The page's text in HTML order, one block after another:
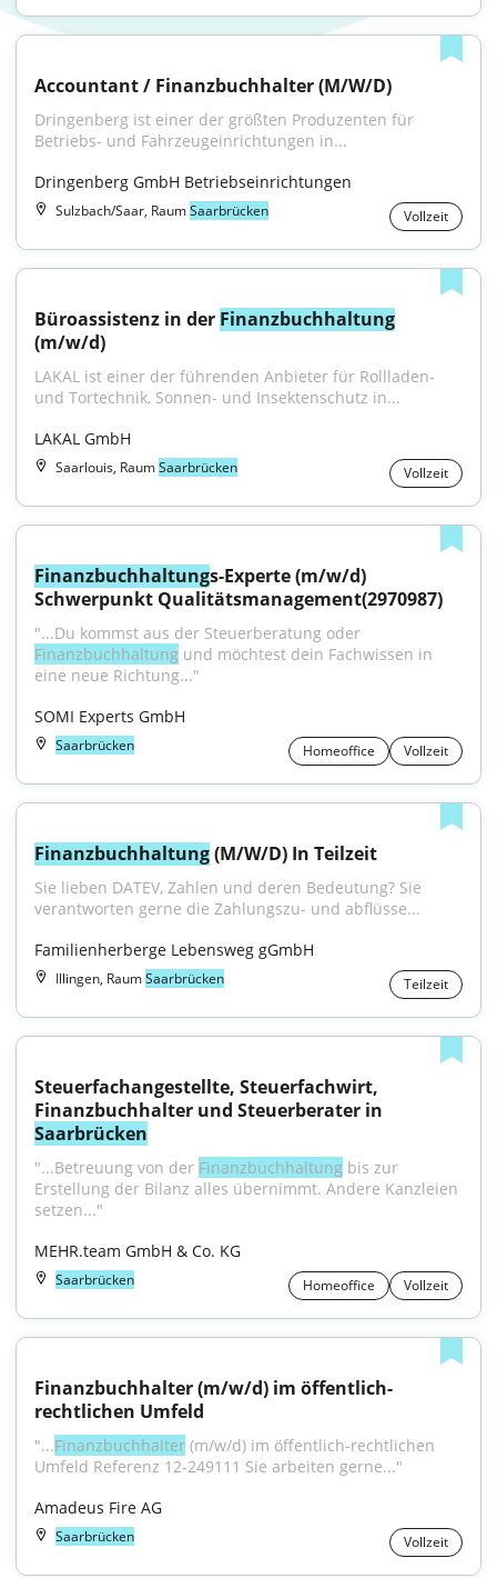
Accountant / Finanzbuchhalter (M/W/D)
Dringenberg ist einer der größten Produzenten für
Betriebs- und Fahrzeugeinrichtungen in...
Dringenberg GmbH Betriebseinrichtungen
Sulzbach/Saar, RaumSaarbrücken Vollzeit
Büroassistenz in der Finanzbuchhaltung
(m/w/d)
LAKAL ist einer der führenden Anbieter für Rollladen-
und Tortechnik, Sonnen- und Insektenschutz in...
LAKAL GmbH
Saarlouis, RaumSaarbrücken Vollzeit
Finanzbuchhaltungs-Experte (m/w/d)
Schwerpunkt Qualitätsmanagement(2970987)
Finanzbuchhaltung und möchtest dein Fachwissen in
eine neue Richtung..."
SOMI Experts GmbH
Saarbrücken Homeoffice Vollzeit
Finanzbuchhaltung (M/W/D) In Teilzeit
Sie lieben DATEV, Zahlen und deren Bedeutung? Sie
verantworten gerne die Zahlungszu- und abflüsse...
Familienherberge Lebensweg gGmbH
Illingen, RaumSaarbrücken Teilzeit
Steuerfachangestellte, Steuerfachwirt,
Saarbrücken
"...Betreuung von der Finanzbuchhaltung bis zur
Erstellung der Bilanz alles übernimmt. Andere Kanzleien
setzen..."
MEHR.team GmbH & Co. KG
Saarbrücken Homeoffice Vollzeit
Finanzbuchhalter (m/w/d) im öffentlich-
rechtlichen Umfeld
"...Finanzbuchhalter (m/w/d) im öffentlich-rechtlichen
Umfeld Referenz 12-249111 Sie arbeiten gerne..."
Amadeus Fire AG
Saarbrücken Vollzeit